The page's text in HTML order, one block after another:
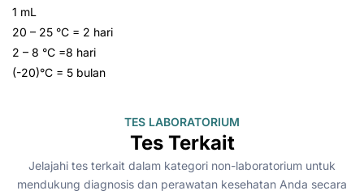
1 mL
20 – 25 °C = 2 hari
2 – 8 °C =8 hari
(-20)°C = 5 bulan
TES LABORATORIUM
Tes Terkait
Jelajahi tes terkait dalam kategori non-laboratorium untuk
mendukung diagnosis dan perawatan kesehatan Anda secara